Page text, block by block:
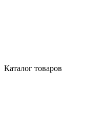
Каталог товаров